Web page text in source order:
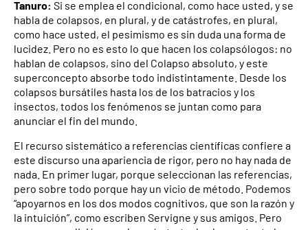
Tanuro: Si se emplea el condicional, como hace usted, y se
habla de colapsos, en plural, y de catástrofes, en plural,
como hace usted, el pesimismo es sin duda una forma de
lucidez. Pero no es esto lo que hacen los colapsólogos: no
hablan de colapsos, sino del Colapso absoluto, y este
superconcepto absorbe todo indistintamente. Desde los
colapsos bursátiles hasta los de los batracios y los
insectos, todos los fenómenos se juntan como para
anunciar el fin del mundo.
El recurso sistemático a referencias científicas confiere a
este discurso una apariencia de rigor, pero no hay nada de
nada. En primer lugar, porque seleccionan las referencias,
pero sobre todo porque hay un vicio de método. Podemos
“apoyarnos en los dos modos cognitivos, que son la razón y
la intuición”, como escriben Servigne y sus amigos. Pero